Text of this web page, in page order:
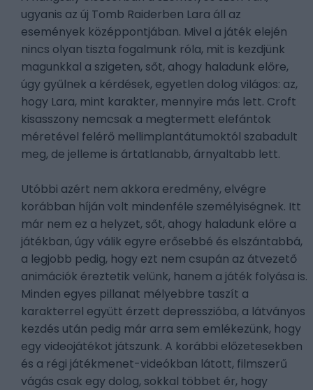
ugyanis az új Tomb Raiderben Lara áll az
események középpontjában. Mivel a játék elején
nincs olyan tiszta fogalmunk róla, mit is kezdjünk
magunkkal a szigeten, sőt, ahogy haladunk előre,
úgy gyűlnek a kérdések, egyetlen dolog világos: az,
hogy Lara, mint karakter, mennyire más lett. Croft
kisasszony nemcsak a megtermett elefántok
méretével felérő mellimplantátumoktól szabadult
meg, de jelleme is ártatlanabb, árnyaltabb lett.
Utóbbi azért nem akkora eredmény, elvégre
korábban híján volt mindenféle személyiségnek. Itt
már nem ez a helyzet, sőt, ahogy haladunk előre a
játékban, úgy válik egyre erősebbé és elszántabbá,
a legjobb pedig, hogy ezt nem csupán az átvezető
animációk éreztetik velünk, hanem a játék folyása is.
Minden egyes pillanat mélyebbre taszít a
karakterrel együtt érzett depresszióba, a látványos
kezdés után pedig már arra sem emlékezünk, hogy
egy videojátékot játszunk. A korábbi előzetesekben
és a régi játékmenet-videókban látott, filmszerű
vágás csak egy dolog, sokkal többet ér, hogy